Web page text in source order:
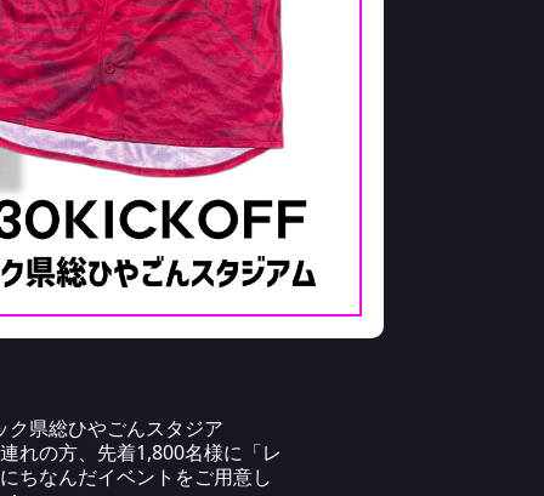
県総ひやごんスタジア
れの方、先着1,800名様に「レ
ちなんだイベントをご用意し